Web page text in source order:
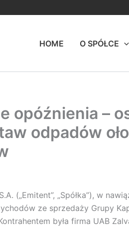
HOME
O SPÓŁCE
opóźnienia –
odpadów
S.A. („Emitent”, „Spółka”), w
ze sprzedaży Grupy
była firma UAB